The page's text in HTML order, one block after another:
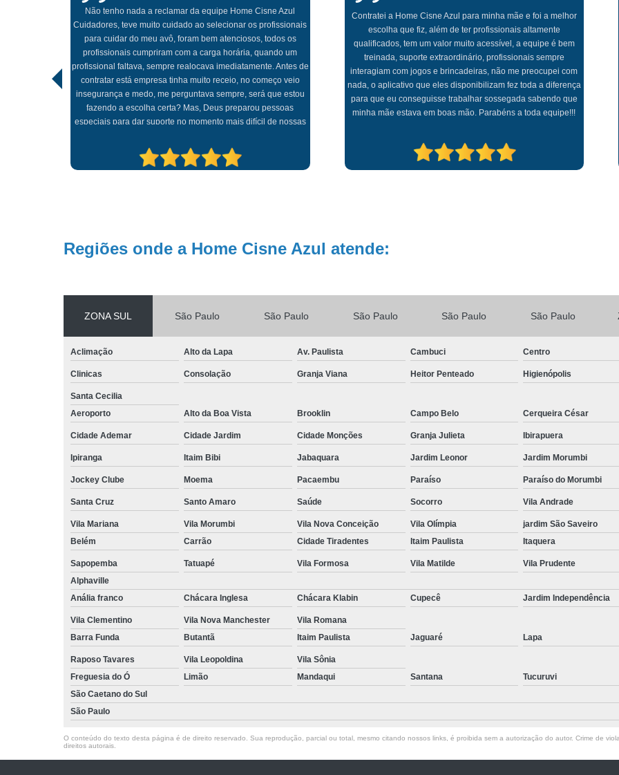
Enfermeiro Home Care São
Enfermeiro Visitador Home Care
Atendimento Home Care
Fisioterapia a Domicílio para Idoso
Fisioterapia em
Fisioterapia Home
Fisioterapia Idoso a Domiciliar
Fisioterapia Home Care Zona
Home Care
Não tenho nada a reclamar da equipe Home Cisne Azul
Cuidadores, teve muito cuidado ao selecionar os profissionais
para cuidar do meu avô, foram bem atenciosos, todos os
profissionais cumpriram com a carga horária, quando um
profissional faltava, sempre realocava imediatamente. Antes de
contratar está empresa tinha muito receio, no começo veio
insegurança e medo, me perguntava sempre, será que estou
fazendo a escolha certa? Mas, Deus preparou pessoas
especiais para dar suporte no momento mais difícil de nossas
potencial e hoje recomendo esta empresa de olho fechado…o
que achei mais legal nesta empresa é que a equipe trabalha
Cisne Azul.
Contratei a Home Cisne Azul para minha mãe e foi a melhor
escolha que fiz, além de ter profissionais altamente
qualificados, tem um valor muito acessível, a equipe é bem
treinada, suporte extraordinário, profissionais sempre
interagiam com jogos e brincadeiras, não me preocupei com
nada, o aplicativo que eles disponibilizam fez toda a diferença
para que eu conseguisse trabalhar sossegada sabendo que
minha mãe estava em boas mão. Parabéns a toda equipe!!!
Regiões onde a Home Cisne Azul atende:
ZONA SUL São Paulo São Paulo São Paulo São Paulo São Paulo
Aclimação Alto da Lapa Av. Paulista Cambuci Centro
Clinicas Consolação Granja Viana Heitor Penteado Higienópolis
Santa Cecilia
Aeroporto
Alto da Boa Vista Brooklin Campo Belo Cerqueira César
Cidade Ademar Cidade Jardim Cidade Monções Granja Julieta Ibirapuera
Ipiranga Itaim Bibi Jabaquara Jardim Leonor Jardim Morumbi
Jockey Clube Moema Pacaembu Paraíso Paraíso do Morumbi
Santa Cruz Santo Amaro Saúde Socorro Vila Andrade
Vila Mariana Vila Morumbi Vila Nova Conceição Vila Olímpia jardim São Saveiro
Belém
Carrão Cidade Tiradentes Itaim Paulista Itaquera
Sapopemba Tatuapé Vila Formosa Vila Matilde Vila Prudente
Alphaville
Anália franco
Chácara Inglesa Chácara Klabin Cupecê Jardim Independência
Vila Clementino Vila Nova Manchester
Vila Romana
Barra Funda
Butantã Itaim Paulista Jaguaré Lapa
Raposo Tavares Vila Leopoldina
Vila Sônia
Freguesia do Ó
Limão Mandaqui Santana Tucuruvi
São Caetano do Sul
São Paulo
O conteúdo do texto desta página é de direito reservado. Sua reprodução, parcial ou total, mesmo citando nossos links, é proibida sem a autorização do autor. Crime de
direitos autorais